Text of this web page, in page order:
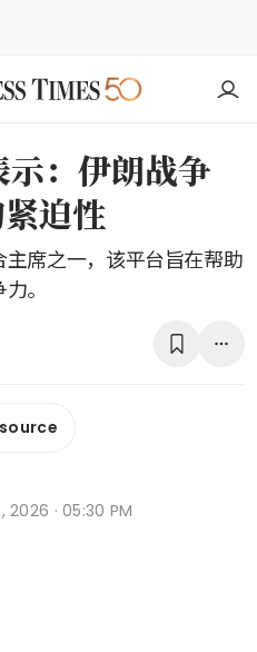
：伊朗战争
迫性
席之一，该平台旨在帮助
。
2026 · 05:30 PM